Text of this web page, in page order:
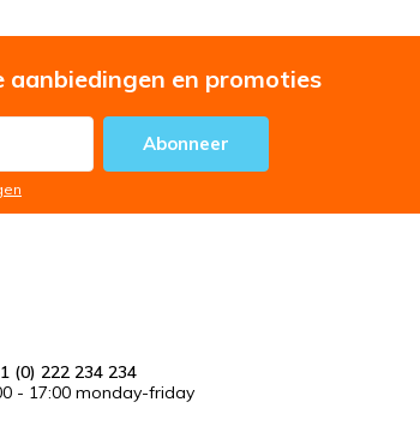
en promoties
Abonneer
(0) 222 234 234
- 17:00 monday-friday